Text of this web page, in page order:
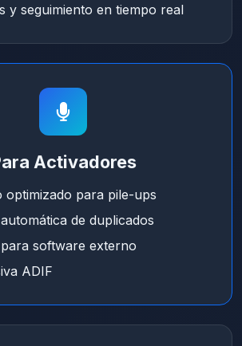
y seguimiento en tiempo real
Activadores
optimizado para pile-ups
de duplicados
software externo
ADIF